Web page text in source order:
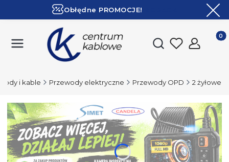
Obłędne PROMOCJE!
Otwórz
i kable Przewody elektryczne Przewody OPD 2 żyłowe